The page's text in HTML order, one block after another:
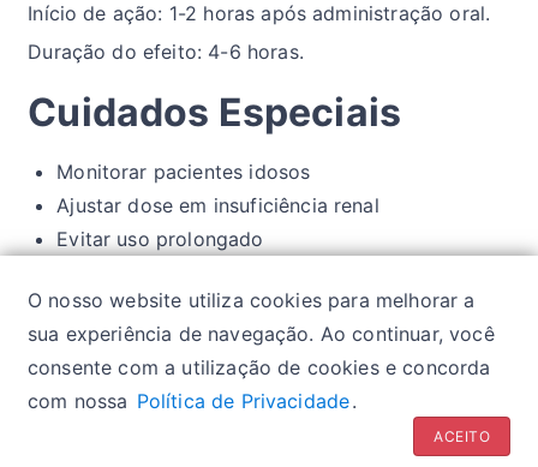
Início de ação: 1-2 horas após administração oral.
Duração do efeito: 4-6 horas.
Cuidados Especiais
Monitorar pacientes idosos
Ajustar dose em insuficiência renal
Evitar uso prolongado
neurológicas
Sintomas|
O nosso website utiliza cookies para melhorar a
sua experiência de navegação. Ao continuar, você
consente com a utilização de cookies e concorda
com nossa Política de Privacidade.
ACEITO